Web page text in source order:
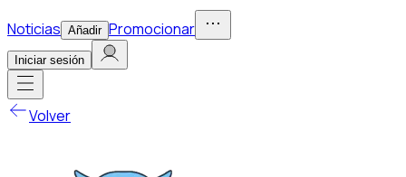
Noticias Añadir Promocionar
Iniciar sesión
Volver